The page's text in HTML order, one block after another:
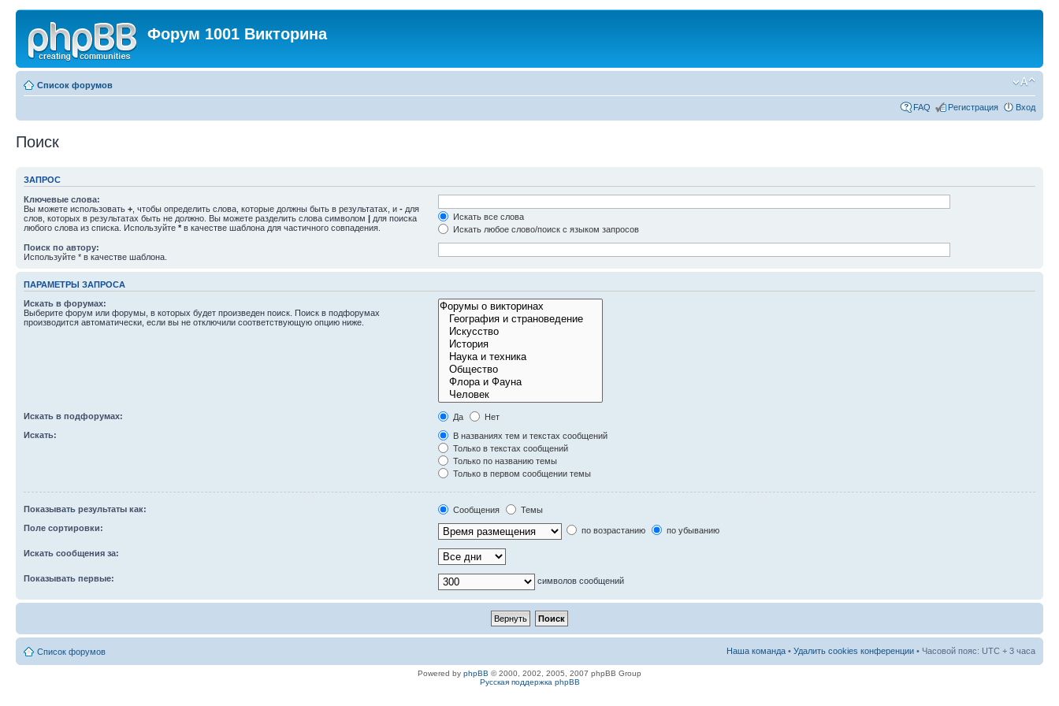
Форум 1001 Викторина
Список форумов
FAQ Регистрация Вход
Поиск
ЗАПРОС
Ключевые слова:
Вы можете использовать + , чтобы определить слова, которые должны быть в результатах, и - для
слов, которых в результатах быть не должно. Вы можете разделить слова символом | для поиска
любого слова из списка. Используйте * в качестве шаблона для частичного совпадения.
Искать все слова
Искать любое слово/поиск с языком запросов
Поиск по автору:
Используйте * в качестве шаблона.
ПАРАМЕТРЫ ЗАПРОСА
Искать в форумах:
Выберите форум или форумы, в которых будет произведен поиск. Поиск в подфорумах
производится автоматически, если вы не отключили соответствующую опцию ниже.
Искать в подфорумах: Да
Нет
Искать:
В названиях тем и текстах сообщений
Только в текстах сообщений
Только по названию темы
Только в первом сообщении темы
Показывать результаты как: Сообщения
Темы
Поле сортировки:
по возрастанию по убыванию
Искать сообщения за:
Показывать первые: символов сообщений
Список форумов Наша команда • Удалить cookies конференции • Часовой пояс: UTC + 3 часа
Powered by phpBB © 2000, 2002, 2005, 2007 phpBB Group
Русская поддержка phpBB